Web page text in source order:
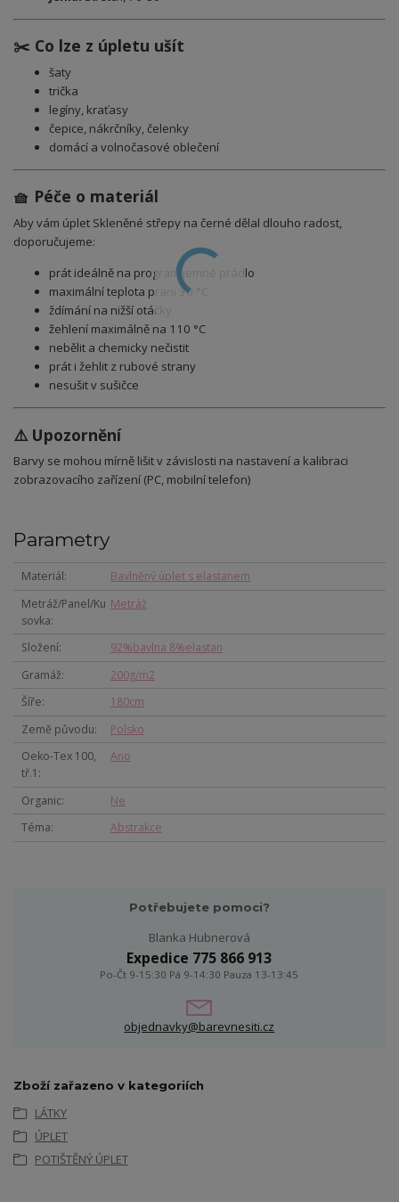
✂️ Co lze z úpletu ušít
šaty
trička
legíny, kraťasy
čepice, nákrčníky, čelenky
domácí a volnočasové oblečení
🧺 Péče o materiál
Aby vám úplet Skleněné střepy na černé dělal dlouho radost,
doporučujeme:
prát ideálně na program jemné prádlo
maximální teplota praní 30 °C
ždímání na nižší otáčky
žehlení maximálně na 110 °C
nebělit a chemicky nečistit
prát i žehlit z rubové strany
nesušit v sušičce
⚠️ Upozornění
Barvy se mohou mírně lišit v závislosti na nastavení a kalibraci
zobrazovacího zařízení (PC, mobilní telefon)
Parametry
Materiál
Bavlněný úplet s elastanem
Metráž/Panel/Ku
sovka
Metráž
Složení
92%bavlna 8%elastan
Gramáž
200g/m2
Šíře
180cm
Země původu
Polsko
Oeko-Tex 100,
tř.1
Ano
Organic
Ne
Téma
Abstrakce
Potřebujete pomoci?
Blanka Hubnerová
Expedice 775 866 913
Po-Čt 9-15:30 Pá 9-14:30 Pauza 13-13:45
objednavky@barevnesiti.cz
Zboží zařazeno v kategoriích
LÁTKY
ÚPLET
POTIŠTĚNÝ ÚPLET